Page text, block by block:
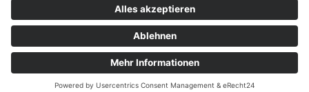
©2024 Deine besten Tipps
Deutsch